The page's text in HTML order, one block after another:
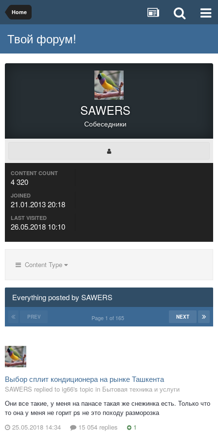
Home
Твой форум!
SAWERS
Собеседники
CONTENT COUNT
4 320
JOINED
21.01.2013 20:18
LAST VISITED
26.05.2018 10:10
Content Type
Everything posted by SAWERS
PREV NEXT
Page 1 of 165
Выбор сплит кондиционера на рынке Ташкента
SAWERS replied to ig66's topic in Бытовая техника и услуги
Они все такие, у меня на панасе такая же снежинка есть. Только что
то она у меня не горит ps не это походу разморозка
25.05.2018 14:34
15 054 replies 1